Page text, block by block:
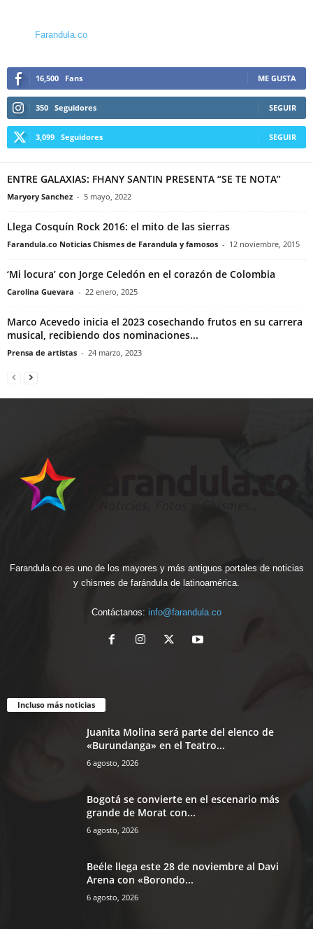
Farandula.co
16,500 Fans ME GUSTA
350 Seguidores SEGUIR
3,099 Seguidores SEGUIR
ENTRE GALAXIAS: FHANY SANTIN PRESENTA “SE TE NOTA”
Maryory Sanchez - 5 mayo, 2022
Llega Cosquín Rock 2016: el mito de las sierras
Farandula.co Noticias Chismes de Farandula y famosos - 12 noviembre, 2015
‘Mi locura’ con Jorge Celedón en el corazón de Colombia
Carolina Guevara - 22 enero, 2025
Marco Acevedo inicia el 2023 cosechando frutos en su carrera
musical, recibiendo dos nominaciones...
Prensa de artistas - 24 marzo, 2023
Farandula.co es uno de los mayores y más antiguos portales de noticias
y chismes de farándula de latinoamérica.
Contáctanos: info@farandula.co
Incluso más noticias
Juanita Molina será parte del elenco de
«Burundanga» en el Teatro...
6 agosto, 2026
Bogotá se convierte en el escenario más
grande de Morat con...
6 agosto, 2026
Beéle llega este 28 de noviembre al Davi
Arena con «Borondo...
6 agosto, 2026